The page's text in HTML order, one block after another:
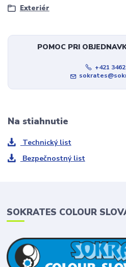
Exteriér
POMOC PRI
+421
Na stiahnutie
Technický list
Bezpečnostný list
SOKRATES COLOUR